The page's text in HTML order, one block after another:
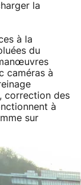
la
à la
du
caméras à
correction des
à
sur